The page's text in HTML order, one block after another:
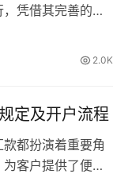
凭借其完善的全
2.0K
定及开户流程
都扮演着重要角
客户提供了便捷